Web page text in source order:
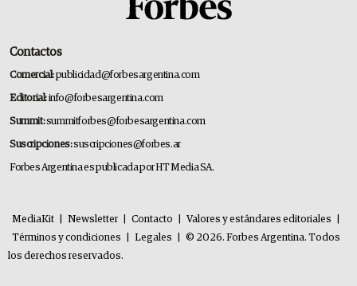
Contactos
Comercial:publicidad@forbesargentina.com
Editorial:info@forbesargentina.com
Summit:summitforbes@forbesargentina.com
Suscripciones:suscripciones@forbes.ar
Forbes Argentina es publicada por HT Media SA.
MediaKit Newsletter Contacto Valores y estándares editoriales
Términos y condiciones
Legales
© 2026. Forbes Argentina. Todos
los derechos reservados.